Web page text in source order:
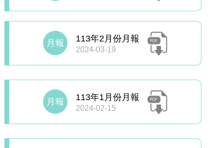
月報 113年2月份月報
2024-03-19
月報 113年1月份月報
2024-02-15